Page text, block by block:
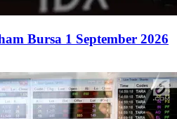
Bursa 1 September 2026